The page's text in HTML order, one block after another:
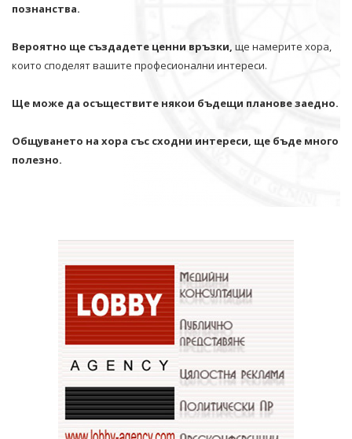
познанства.
Вероятно ще създадете ценни връзки, ще намерите хора,
които споделят вашите професионални интереси.
Ще може да осъществите някои бъдещи планове заедно.
Общуването на хора със сходни интереси, ще бъде много
полезно.